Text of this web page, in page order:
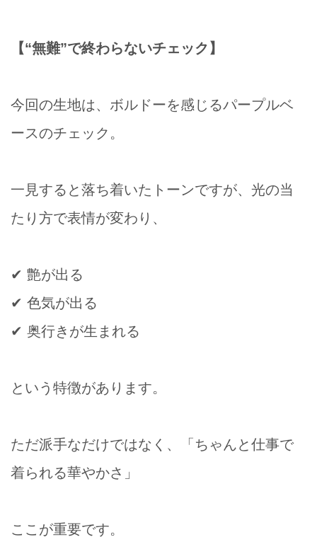
【“無難”で終わらないチェック】
今回の生地は、ボルドーを感じるパープルベ
ースのチェック。
一見すると落ち着いたトーンですが、光の当
たり方で表情が変わり、
✔ 艶が出る
✔ 色気が出る
✔ 奥行きが生まれる
という特徴があります。
ただ派手なだけではなく、「ちゃんと仕事で
着られる華やかさ」
ここが重要です。